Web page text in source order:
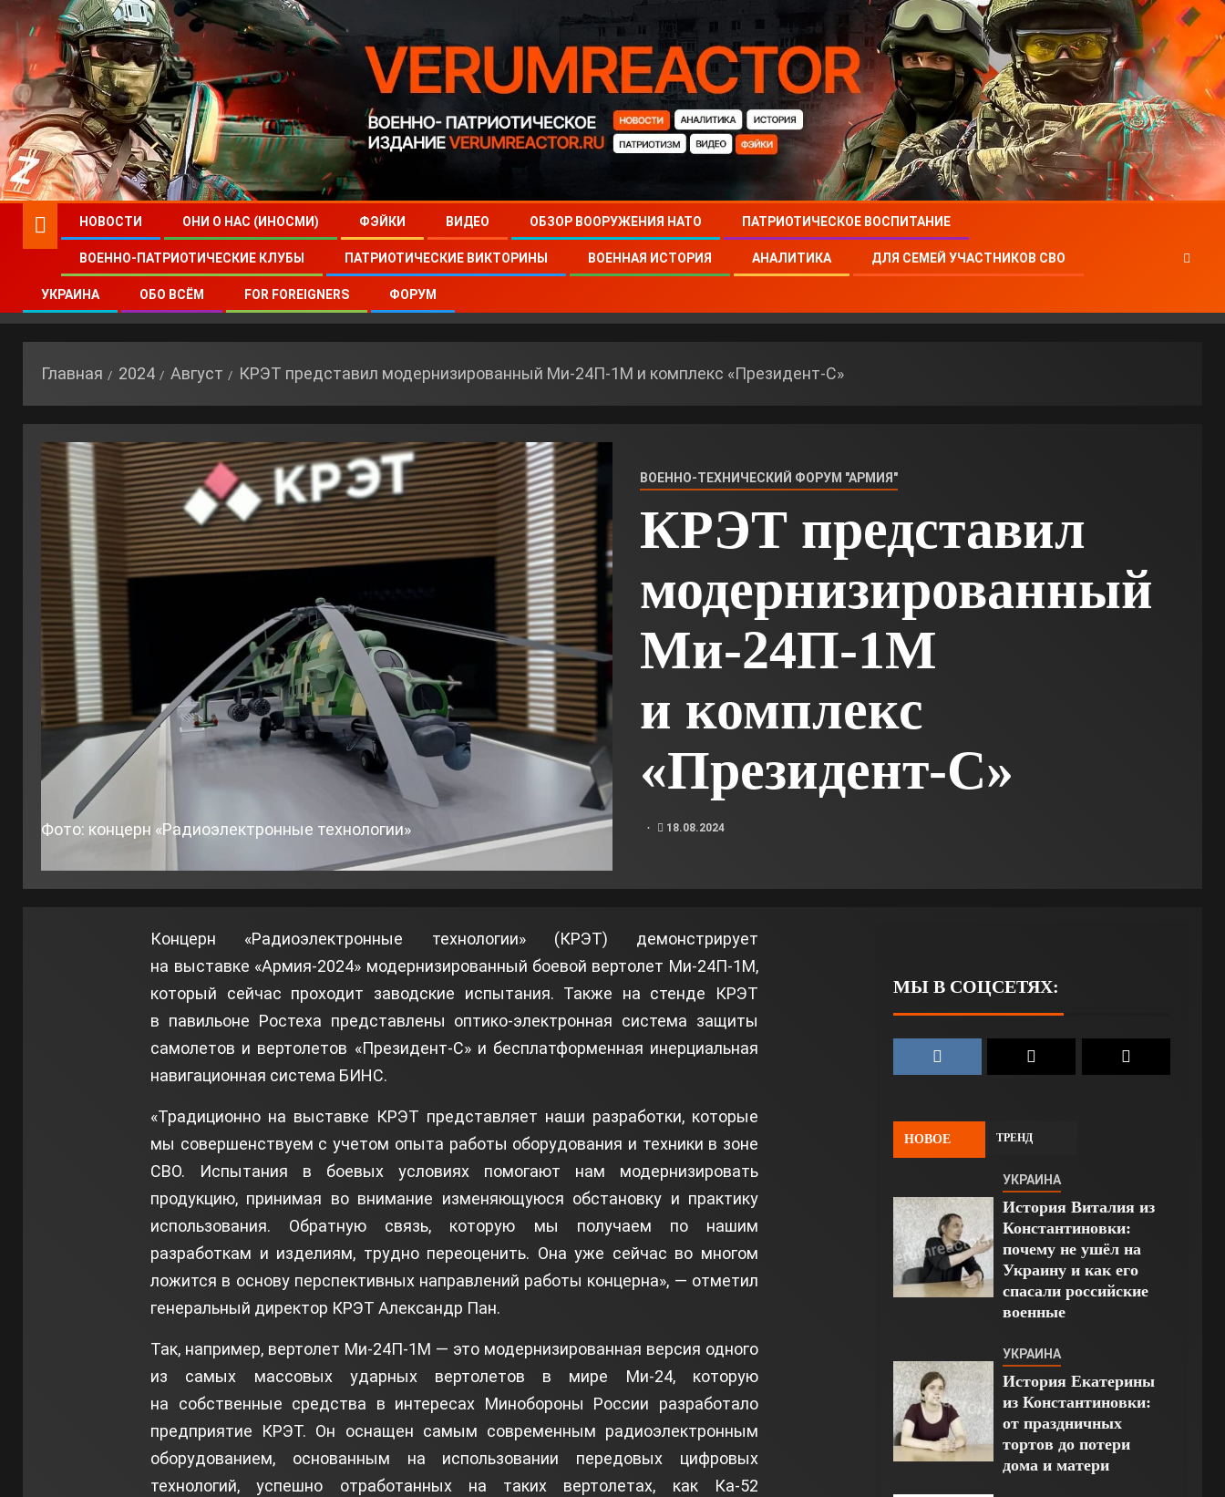
НОВОСТИ ОНИ О НАС (ИНОСМИ) ФЭЙКИ ВИДЕО ОБЗОР ВООРУЖЕНИЯ НАТО ПАТРИОТИЧЕСКОЕ ВОСПИТАНИЕ
ВОЕННО-ПАТРИОТИЧЕСКИЕ КЛУБЫ ПАТРИОТИЧЕСКИЕ ВИКТОРИНЫ ВОЕННАЯ ИСТОРИЯ АНАЛИТИКА ДЛЯ СЕМЕЙ УЧАСТНИКОВ СВО
УКРАИНА ОБО ВСЁМ FOR FOREIGNERS ФОРУМ
Главная 2024 Август КРЭТ представил модернизированный Ми-24П-1М и комплекс «Президент-С»
Фото: концерн «Радиоэлектронные технологии»
ВОЕННО-ТЕХНИЧЕСКИЙ ФОРУМ "АРМИЯ"
КРЭТ представил
модернизированный
Ми-24П-1М
и комплекс
«Президент-С»
18.08.2024
Концерн «Радиоэлектронные технологии» (КРЭТ) демонстрирует
на выставке «Армия-2024» модернизированный боевой вертолет Ми-24П-1М,
который сейчас проходит заводские испытания. Также на стенде КРЭТ
в павильоне Ростеха представлены оптико-электронная система защиты
самолетов и вертолетов «Президент-С» и бесплатформенная инерциальная
навигационная система БИНС.
«Традиционно на выставке КРЭТ представляет наши разработки, которые
мы совершенствуем с учетом опыта работы оборудования и техники в зоне
СВО. Испытания в боевых условиях помогают нам модернизировать
продукцию, принимая во внимание изменяющуюся обстановку и практику
использования. Обратную связь, которую мы получаем по нашим
разработкам и изделиям, трудно переоценить. Она уже сейчас во многом
ложится в основу перспективных направлений работы концерна», — отметил
генеральный директор КРЭТ Александр Пан.
Так, например, вертолет Ми-24П-1М — это модернизированная версия одного
из самых массовых ударных вертолетов в мире Ми-24, которую
на собственные средства в интересах Минобороны России разработало
предприятие КРЭТ. Он оснащен самым современным радиоэлектронным
оборудованием, основанным на использовании передовых цифровых
технологий, успешно отработанных на таких вертолетах, как Ка-52
МЫ В СОЦСЕТЯХ:
НОВОЕ ТРЕНД
УКРАИНА
История Виталия из
Константиновки:
почему не ушёл на
Украину и как его
спасали российские
военные
УКРАИНА
История Екатерины
из Константиновки:
от праздничных
тортов до потери
дома и матери